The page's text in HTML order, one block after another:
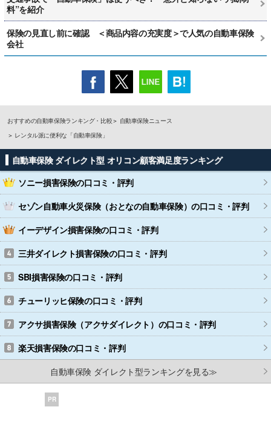
料”を紹介
保険の見直し前に確認 ＜商品内容の充実度＞で人気の自動車保険
会社
おすすめの自動車保険ランキング・比較
自動車保険ニュース
レンタル派に便利な「自動車保険」
自動車保険 ダイレクト型 オリコン顧客満足度ランキング
ソニー損害保険の口コミ・評判
セゾン自動車火災保険（おとなの自動車保険）の口コミ・評判
イーデザイン損害保険の口コミ・評判
三井ダイレクト損害保険の口コミ・評判
SBI損害保険の口コミ・評判
チューリッヒ保険の口コミ・評判
アクサ損害保険（アクサダイレクト） の口コミ・評判
楽天損害保険の口コミ・評判
自動車保険 ダイレクト型ランキングを見る≫
PR